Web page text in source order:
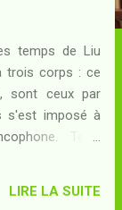
temps de Liu
trois corps : ce
sont ceux par
s'est imposé à
Terre
hard-science -
LIRE LA SUITE